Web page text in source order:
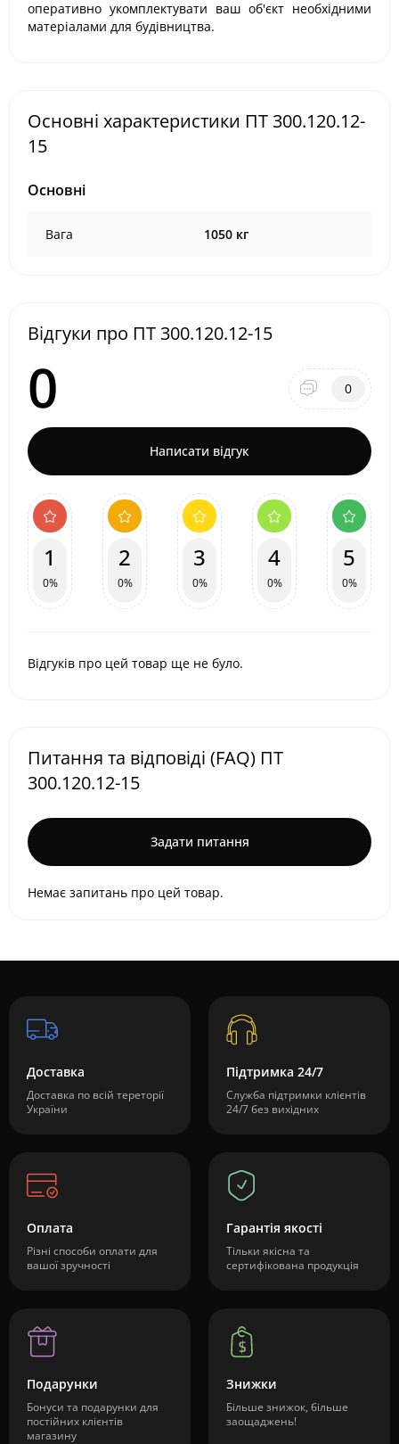
оперативно укомплектувати ваш об'єкт необхідними
матеріалами для будівництва.
Основні характеристики ПТ 300.120.12-
15
Основні
Вага 1050 кг
Відгуки про ПТ 300.120.12-15
0 0
Написати відгук
1
0%
2
0%
3
0%
4
0%
5
0%
Відгуків про цей товар ще не було.
Питання та відповіді (FAQ) ПТ
300.120.12-15
Задати питання
Немає запитань про цей товар.
Доставка
Доставка по всій тереторії
України
Підтримка 24/7
Служба підтримки клієнтів
24/7 без вихідних
Оплата
Різні способи оплати для
вашої зручності
Гарантія якості
Тільки якісна та
сертифікована продукція
Подарунки
Бонуси та подарунки для
постійних клієнтів
магазину
Знижки
Більше знижок, більше
заощаджень!